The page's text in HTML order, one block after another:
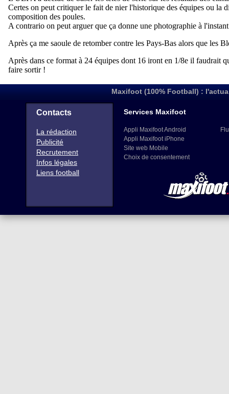
Maxifoot (100% Football) :
Contacts
La rédaction
Publicité
Recrutement
Infos légales
Liens football
Services Maxifoot
Appli Maxifoot Android
Appli Maxifoot iPhone
Site web Mobile
Choix de consentement